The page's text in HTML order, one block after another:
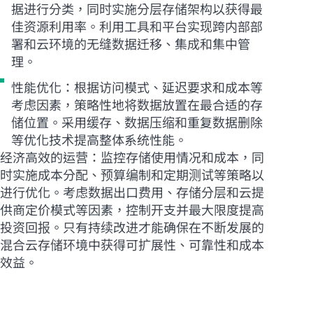
据进行分类，同时实施分层存储架构以获得最
佳资源利用率。利用工具和平台实现跨内部部
署和云环境的无缝数据迁移、集成和集中管
理。
性能优化：根据访问模式、延迟要求和成本等
考虑因素，策略性地将数据放置在最合适的存
储位置。采用缓存、数据压缩和重复数据删除
等优化技术提高整体系统性能。
经济高效的运营：监控存储使用情况和成本，同
时实施成本分配、预算编制和定期测试等策略以
进行优化。考虑数据出口费用、存储分层和云提
供商定价模式等因素，控制开支并最大限度提高
投资回报。只有持续改进才能确保在不断发展的
混合云存储环境中获得可扩展性、可靠性和成本
效益。